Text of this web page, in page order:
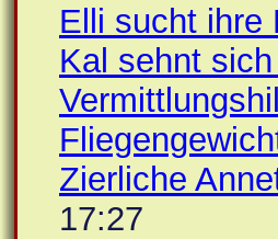
Elli sucht ihre
Kal sehnt
Zierliche
17:27